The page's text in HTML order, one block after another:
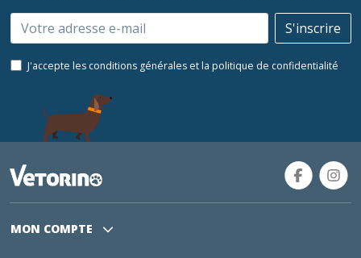
Email S'inscrire
J'accepte les conditions générales et la politique de confidentialité
MON COMPTE